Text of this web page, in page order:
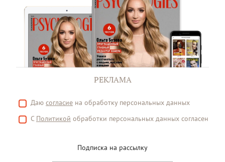
РЕКЛАМА
Даю согласие на обработку персональных данных
С Политикой обработки персональных данных согласен
Подписка на рассылку